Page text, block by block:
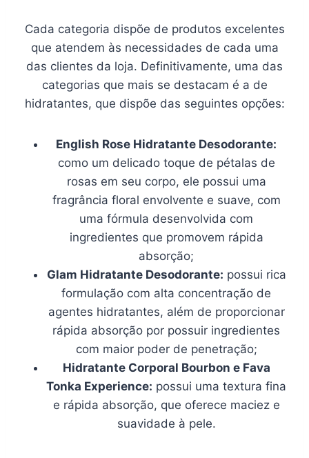
Cada categoria dispõe de produtos excelentes
que atendem às necessidades de cada uma
das clientes da loja. Definitivamente, uma das
categorias que mais se destacam é a de
hidratantes, que dispõe das seguintes opções:
English Rose Hidratante Desodorante:
como um delicado toque de pétalas de
rosas em seu corpo, ele possui uma
fragrância floral envolvente e suave, com
uma fórmula desenvolvida com
ingredientes que promovem rápida
absorção;
Glam Hidratante Desodorante: possui rica
formulação com alta concentração de
agentes hidratantes, além de proporcionar
rápida absorção por possuir ingredientes
com maior poder de penetração;
Hidratante Corporal Bourbon e Fava
Tonka Experience: possui uma textura fina
e rápida absorção, que oferece maciez e
suavidade à pele.